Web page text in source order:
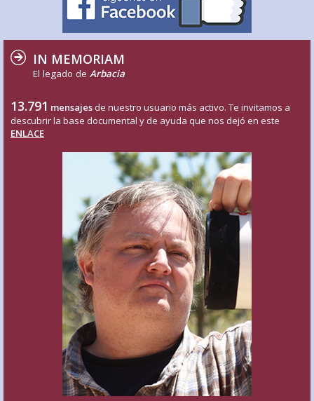
IN MEMORIAM
El legado de Arbacia
13.791 mensajes de nuestro usuario más activo. Te invitamos a
descubrir la base documental y de ayuda que nos dejó en este
ENLACE